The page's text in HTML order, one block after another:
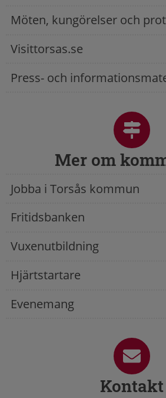
Möten, kungörelser och
Visittorsas.se
Press- och
Mer om
Jobba i Torsås kommun
Fritidsbanken
Vuxenutbildning
Hjärtstartare
Evenemang
Kontakt